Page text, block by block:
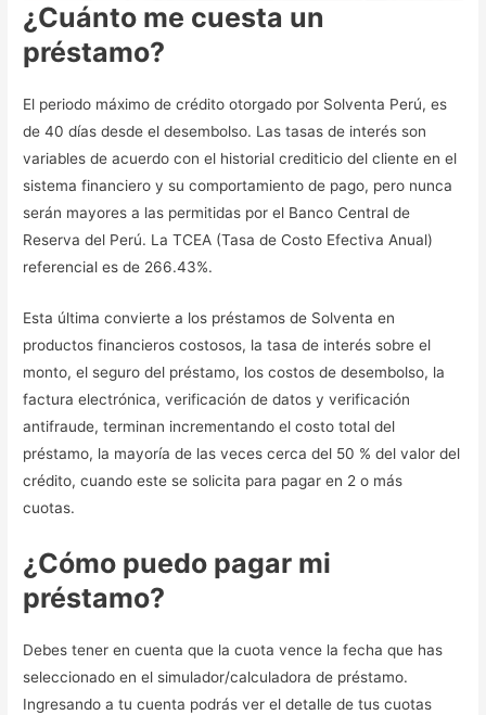
¿Cuánto me cuesta un
préstamo?
El periodo máximo de crédito otorgado por Solventa Perú, es
de 40 días desde el desembolso. Las tasas de interés son
variables de acuerdo con el historial crediticio del cliente en el
sistema financiero y su comportamiento de pago, pero nunca
serán mayores a las permitidas por el Banco Central de
Reserva del Perú. La TCEA (Tasa de Costo Efectiva Anual)
referencial es de 266.43%.
Esta última convierte a los préstamos de Solventa en
productos financieros costosos, la tasa de interés sobre el
monto, el seguro del préstamo, los costos de desembolso, la
factura electrónica, verificación de datos y verificación
antifraude, terminan incrementando el costo total del
préstamo, la mayoría de las veces cerca del 50 % del valor del
crédito, cuando este se solicita para pagar en 2 o más
cuotas.
¿Cómo puedo pagar mi
préstamo?
Debes tener en cuenta que la cuota vence la fecha que has
seleccionado en el simulador/calculadora de préstamo.
Ingresando a tu cuenta podrás ver el detalle de tus cuotas